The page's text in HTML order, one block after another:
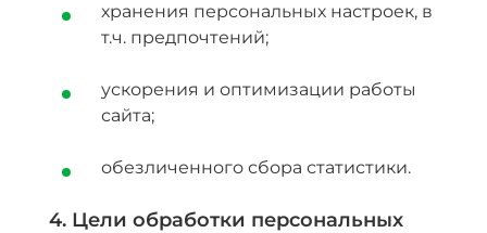
хранения персональных настроек, в
т.ч. предпочтений;
ускорения и оптимизации работы
сайта;
обезличенного сбора статистики.
4. Цели обработки персональных